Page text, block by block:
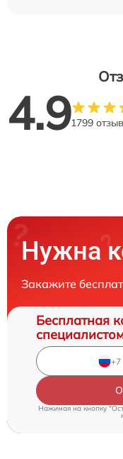
4.91799
Нужна
Закажите
Бесплатная
Нажимая на кнопку